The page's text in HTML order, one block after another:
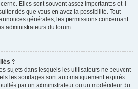
Elles sont souvent assez importantes et il
dès que vous en avez la possibilité. Tout
générales, les permissions concernant
administrateurs du forum.
?
sujets dans lesquels les utilisateurs ne peuvent
les sondages sont automatiquement expirés.
par un administrateur ou un modérateur du